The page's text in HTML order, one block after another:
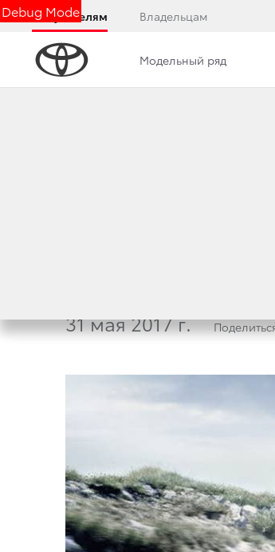
Debug Mode
Покупателям Владельцам
Модельный ряд
TOYOTA
31 мая 2017 г.